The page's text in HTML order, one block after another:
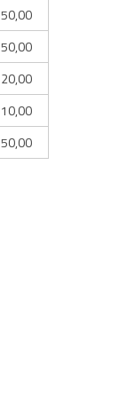
50,00
50,00
20,00
10,00
50,00